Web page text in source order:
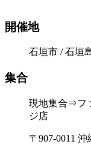
開催地
石垣市 / 石垣
集合
現地集合⇒フ
ジ店
〒907-0011